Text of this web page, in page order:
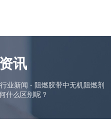
讯
行业新闻 - 阻燃胶带中无机阻燃剂
什么区别呢？